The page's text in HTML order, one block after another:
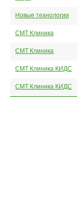
Новые технологии
СМТ Клиника
СМТ Клиника
СМТ Клиника КИДС
СМТ Клиника КИДС